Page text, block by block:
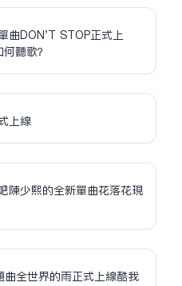
曲DON'T STOP正式上
聽歌？
上線
陳少熙的全新單曲花落花現
全世界的雨正式上線酷我